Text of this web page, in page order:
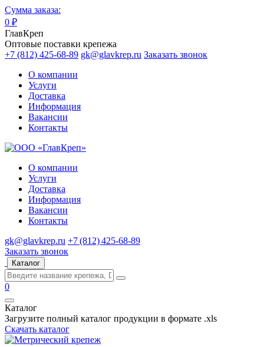
Сумма заказа:
0 ₽
ГлавКреп
Оптовые поставки крепежа
+7 (812) 425-68-89 gk@glavkrep.ru Заказать звонок
О компании
Услуги
Доставка
Информация
Вакансии
Контакты
О компании
Услуги
Доставка
Информация
Вакансии
Контакты
gk@glavkrep.ru +7 (812) 425-68-89
Заказать звонок
Каталог
0
Каталог
Загрузите полный каталог продукции в формате .xls
Скачать каталог